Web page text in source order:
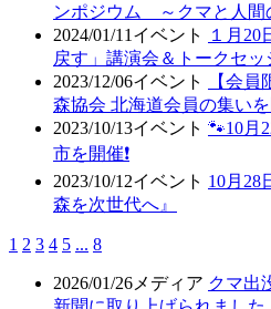
ンポジウム ～クマと人間
2024/01/11 イベント
１月20
戻す」講演会＆トークセッ
2023/12/06イベント
【会
森協会 北海道会員の集い
2023/10/13イベント 🐾10月
市を開催❗
2023/10/12イベント 10月28
森を次世代へ』
1 2 3 4 5 ... 8
2026/01/26 メディア クマ出